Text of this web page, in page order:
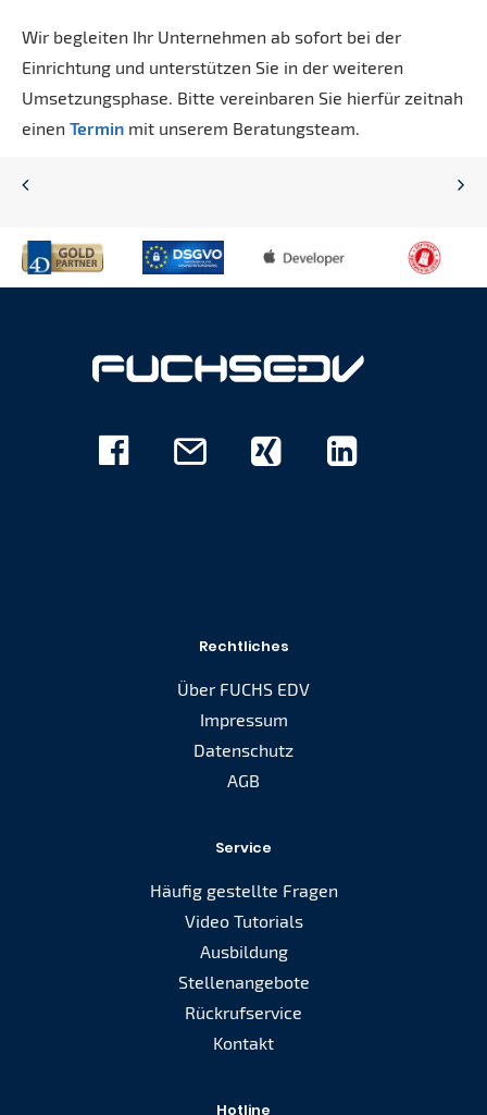
Wir begleiten Ihr Unternehmen ab sofort bei der
Einrichtung und unterstützen Sie in der weiteren
Umsetzungsphase. Bitte vereinbaren Sie hierfür zeitnah
einen Termin mit unserem Beratungsteam.
Rechtliches
Über FUCHS EDV
Impressum
Datenschutz
AGB
Service
Häufig gestellte Fragen
Video Tutorials
Ausbildung
Stellenangebote
Rückrufservice
Kontakt
Hotline